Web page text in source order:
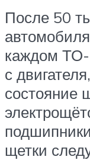
После 50
каждом ТО-
с
состояние
щетки